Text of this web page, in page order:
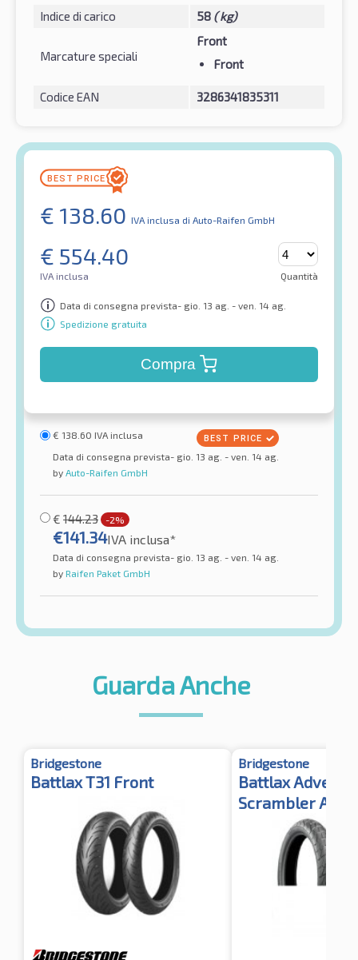
Indice di carico
58 ( kg)
Marcature speciali
Front
Front
Codice EAN 3286341835311
€ 138.60 IVA inclusa di Auto-Raifen GmbH
€ 554.40
IVA inclusa Quantità
Data di consegna prevista- gio. 13 ag. - ven. 14 ag.
Spedizione gratuita
Compra
€ 138.60 IVA inclusa
Data di consegna prevista- gio. 13 ag. - ven. 14 ag.
by Auto-Raifen GmbH
€ 144.23 -2%
€141.34IVA inclusa*
Data di consegna prevista- gio. 13 ag. - ven. 14 ag.
by Raifen Paket GmbH
Guarda Anche
Bridgestone
Battlax T31 Front
Bridgestone
Battlax
Scrambler